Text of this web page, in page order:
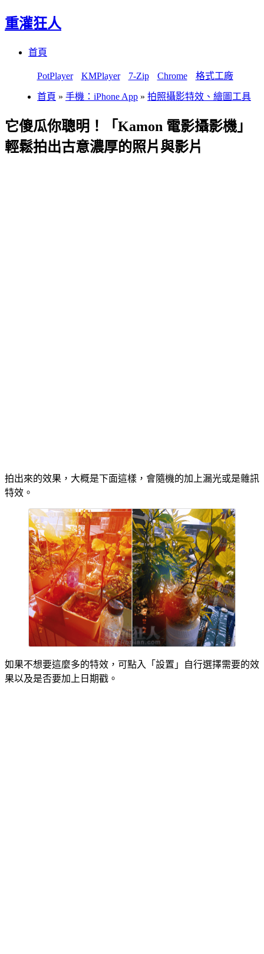
重灌狂人
首頁
PotPlayer KMPlayer 7-Zip Chrome 格式工廠
首頁 » 手機：iPhone App » 拍照攝影特效、繪圖工具
它傻瓜你聰明！「Kamon 電影攝影機」
輕鬆拍出古意濃厚的照片與影片
拍出來的效果，大概是下面這樣，會隨機的加上漏光或是雜訊
特效。
如果不想要這麼多的特效，可點入「設置」自行選擇需要的效
果以及是否要加上日期戳。